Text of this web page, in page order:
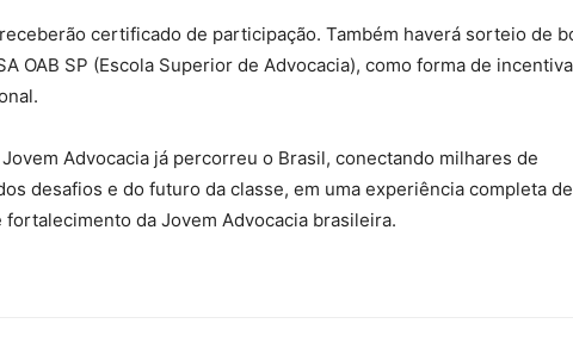
certificado de participação. Também haverá sorteio de
OAB SP (Escola Superior de Advocacia), como forma de
Advocacia já percorreu o Brasil, conectando milhares de
desafios e do futuro da classe, em uma experiência completa de
da Jovem Advocacia brasileira.